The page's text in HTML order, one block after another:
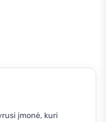
įmonė, kuri